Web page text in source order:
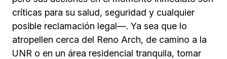
críticas para su salud, seguridad y cualquier
posible reclamación legal—. Ya sea que lo
atropellen cerca del Reno Arch, de camino a la
UNR o en un área residencial tranquila, tomar